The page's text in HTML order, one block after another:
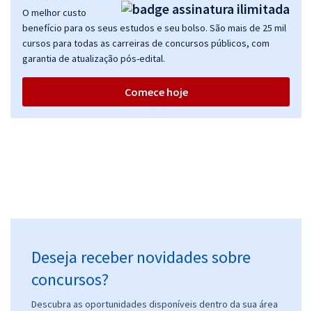
O melhor custo
benefício para os seus estudos e seu bolso. São mais de 25 mil
cursos para todas as carreiras de concursos públicos, com
garantia de atualização pós-edital.
Comece hoje
Deseja receber novidades sobre
concursos?
Descubra as oportunidades disponíveis dentro da sua área